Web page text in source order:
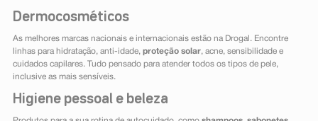
Dermocosméticos
As melhores marcas nacionais e internacionais estão na Drogal. Encontre
linhas para hidratação, anti-idade, proteção solar, acne, sensibilidade e
cuidados capilares. Tudo pensado para atender todos os tipos de pele,
inclusive as mais sensíveis.
Higiene pessoal e beleza